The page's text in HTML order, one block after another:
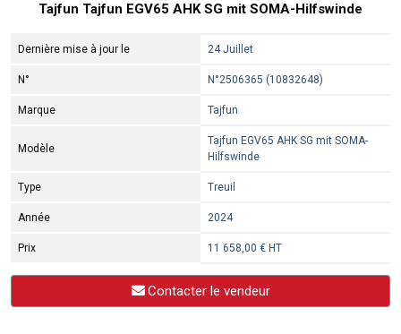
Tajfun Tajfun EGV65 AHK SG mit SOMA-Hilfswinde
Dernière mise à jour le 24 Juillet
N° N°2506365 (10832648)
Marque Tajfun
Modèle
Tajfun EGV65 AHK SG mit SOMA-
Hilfswinde
Type Treuil
Année 2024
Prix 11 658,00 € HT
Contacter le vendeur